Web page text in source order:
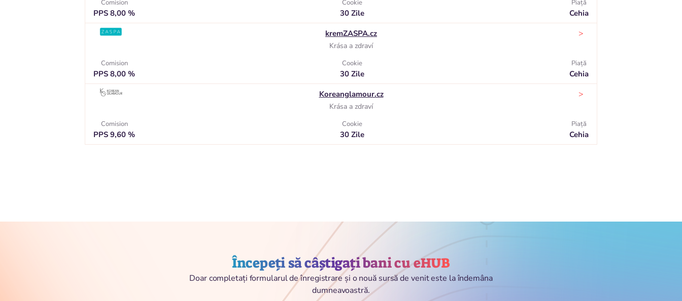
Comision
PPS 8,00 %
Cookie
30 Zile
Piaţă
Cehia
kremZASPA.cz
Krása a zdraví
>
Comision
PPS 8,00 %
Cookie
30 Zile
Piaţă
Cehia
Koreanglamour.cz
Krása a zdraví
>
Comision
PPS 9,60 %
Cookie
30 Zile
Piaţă
Cehia
Începeți să câștigați bani cu eHUB
Doar completați formularul de înregistrare și o nouă sursă de venit este la îndemâna
dumneavoastră.